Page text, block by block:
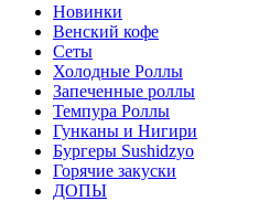
Новинки
Венский кофе
Сеты
Холодные Роллы
Запеченные роллы
Темпура Роллы
Гунканы и Нигири
Бургеры Sushidzyo
Горячие закуски
ДОПЫ